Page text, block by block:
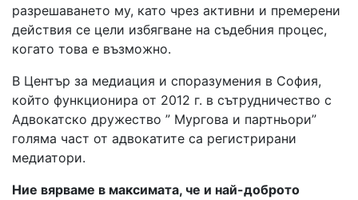
разрешаването му, като чрез активни и премерени
действия се цели избягване на съдебния процес,
когато това е възможно.
В Център за медиация и споразумения в София,
който функционира от 2012 г. в сътрудничество с
Адвокатско дружество ” Мургова и партньори”
голяма част от адвокатите са регистрирани
медиатори.
Ние вярваме в максимата, че и най-доброто